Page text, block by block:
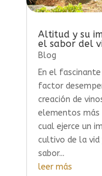
Altitud y su
el sabor del
Blog
En el
factor
creación de
elementos
cual ejerce un
cultivo de la vid
sabor...
leer más